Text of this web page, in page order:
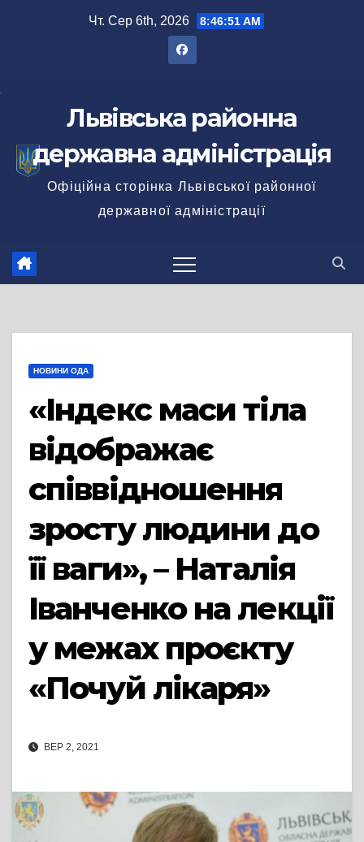
Чт. Сер 6th, 2026 8:46:52 AM
Львівська районна
державна адміністрація
Офіційна сторінка Львівської районної
державної адміністрації
НОВИНИ ОДА
«Індекс маси тіла
відображає
співвідношення
зросту людини до
її ваги», – Наталія
Іванченко на лекції
у межах проєкту
«Почуй лікаря»
ВЕР 2, 2021